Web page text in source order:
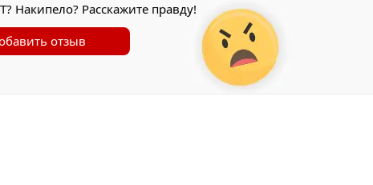
Накипело? Расскажите правду!
отзыв